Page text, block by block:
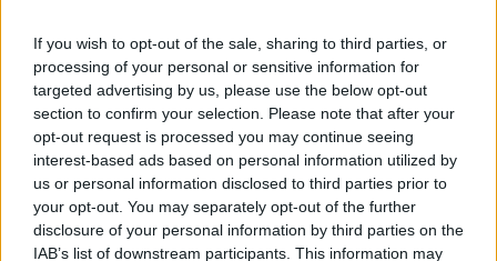
If you wish to opt-out of the sale, sharing to third parties, or
processing of your personal or sensitive information for
targeted advertising by us, please use the below opt-out
section to confirm your selection. Please note that after your
opt-out request is processed you may continue seeing
interest-based ads based on personal information utilized by
us or personal information disclosed to third parties prior to
your opt-out. You may separately opt-out of the further
disclosure of your personal information by third parties on the
IAB’s list of downstream participants. This information may
Předchozí článek
Vánoce v Dobříši: Sváteční
Následující článek
Oprava kanalizace v Hailově